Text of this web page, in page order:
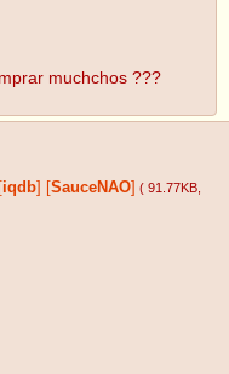
muchchos ???
[iqdb] [SauceNAO] ( 91.77KB